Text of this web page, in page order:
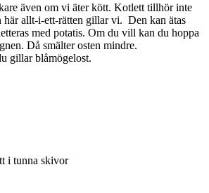
även om vi äter kött. Kotlett tillhör inte
här allt-i-ett-rätten gillar vi. Den kan ätas
med potatis. Om du vill kan du hoppa
Då smälter osten mindre.
gillar blåmögelost.
i tunna skivor